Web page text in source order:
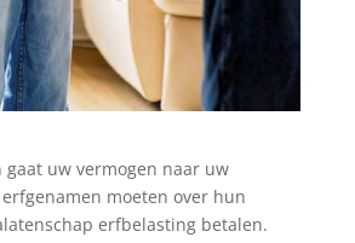
uw vermogen naar uw
moeten over hun
erfbelasting betalen.